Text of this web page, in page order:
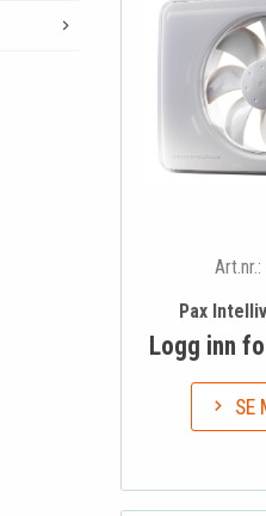
Art.nr.:
Pax
Logg inn
SE